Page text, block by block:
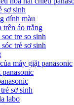
sơ sinh
dính màu
trên áo trắng
tre so sinh
trẻ sơ sinh
máy giặt panasonic
panasonic
sơ sinh
labo